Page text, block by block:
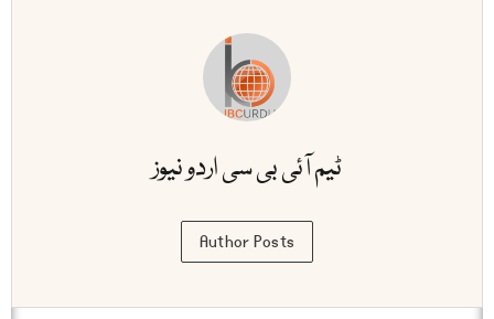
ٹیم آئی بی سی اردو نیوز
Author Posts